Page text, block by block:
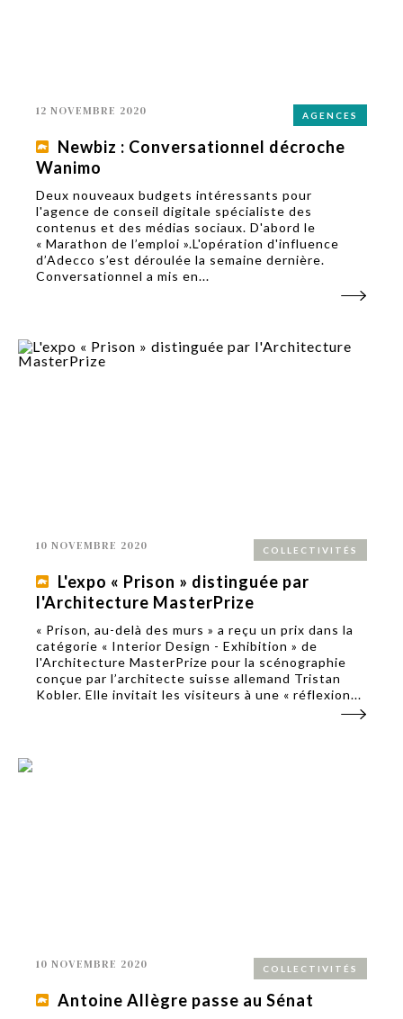
AGENCES
12 NOVEMBRE 2020
Newbiz : Conversationnel décroche
Wanimo
Deux nouveaux budgets intéressants pour
l'agence de conseil digitale spécialiste des
contenus et des médias sociaux. D'abord le
« Marathon de l’emploi ».L'opération d'influence
d’Adecco s’est déroulée la semaine dernière.
Conversationnel a mis en...
COLLECTIVITÉS
10 NOVEMBRE 2020
L'expo « Prison » distinguée par
l'Architecture MasterPrize
« Prison, au-delà des murs » a reçu un prix dans la
catégorie « Interior Design - Exhibition » de
l'Architecture MasterPrize pour la scénographie
conçue par l’architecte suisse allemand Tristan
Kobler. Elle invitait les visiteurs à une « réflexion...
COLLECTIVITÉS
10 NOVEMBRE 2020
Antoine Allègre passe au Sénat